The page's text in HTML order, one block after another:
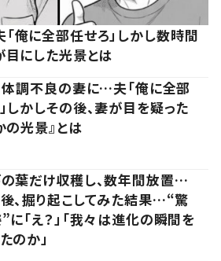
俺に全部任せろ」しかし数時間
目にした光景とは
体調不良の妻に…夫「俺に全部
しかしその後、妻が目を疑った
の光景』とは
葉だけ収穫し、数年間放置…
、掘り起こしてみた結果…“驚
に「え？」「我々は進化の瞬間を
のか」